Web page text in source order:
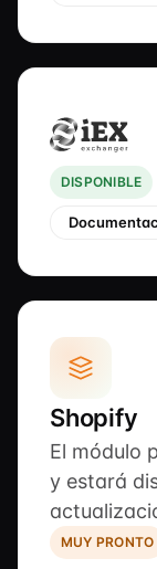
DISPONIBLE
Shopify
El módulo
y estará
MUY PRONTO